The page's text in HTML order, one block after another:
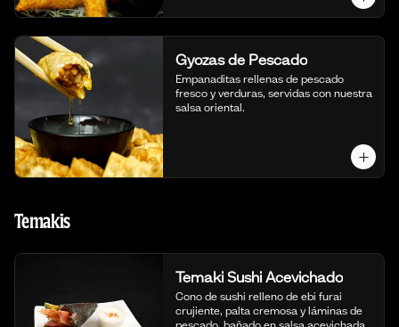
Gyozas de Pescado
Empanaditas rellenas de pescado
fresco y verduras, servidas con nuestra
salsa oriental.
Temakis
Temaki Sushi Acevichado
Cono de sushi relleno de ebi furai
crujiente, palta cremosa y láminas de